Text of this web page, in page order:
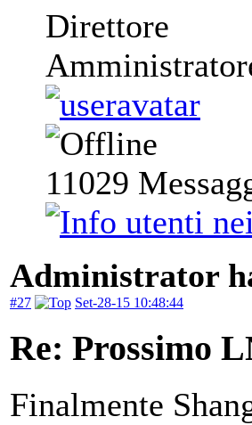
Direttore
11029
Administrator
#27 Set-28-15 10:48:44
Re: Prossimo
Finalmente